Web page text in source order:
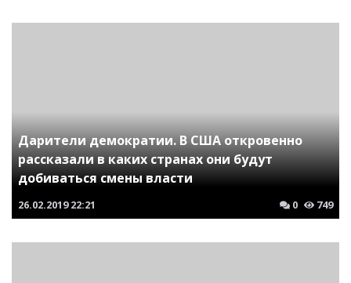
Дарители демократии. В США откровенно
рассказали в каких странах они будут
добиваться смены власти
26.02.2019 22:21 0 749